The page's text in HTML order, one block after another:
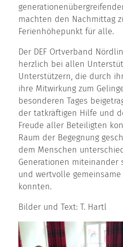
machten den Nachmittag
Ferienhöhepunkt für alle.
Der DEF Ortverband
herzlich bei allen
Unterstützern, die durch
ihre Mitwirkung zum
besonderen Tages
der tatkräftigen Hilfe und
Freude aller Beteiligten
Raum der Begegnung
dem Menschen
Generationen miteinander
und wertvolle
konnten.
Bilder und Text: T. Hartl